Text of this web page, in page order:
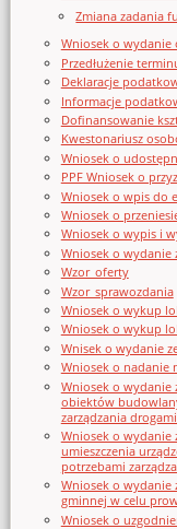
Zmiana zadania
Wniosek o wydanie
Przedłużenie
Deklaracje
Informacje
Dofinansowanie
Kwestonariusz
Wniosek o
PPF Wniosek o
Wniosek o wpis do
Wniosek o
Wniosek o wypis i
Wniosek o wydanie
Wzor_oferty
Wzor_sprawozdania
Wniosek o wykup
Wniosek o wykup
Wnisek o wydanie
Wniosek o nadanie
Wniosek o wydanie
obiektów
zarządzania
Wniosek o wydanie
umieszczenia
potrzebami
Wniosek o wydanie
gminnej w celu
Wniosek o